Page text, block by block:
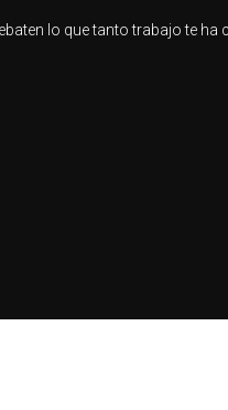
lo que tanto trabajo te ha